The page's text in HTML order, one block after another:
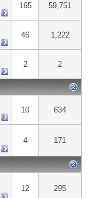
165 59,751
46 1,222
2 2
10 634
4 171
12 295